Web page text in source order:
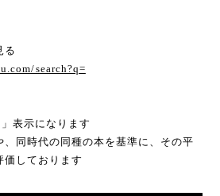
る
search?q=
表示になります
同時代の同種の本を基準に、その平
価しております